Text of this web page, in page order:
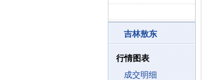
吉林敖东
行情图表
成交明细